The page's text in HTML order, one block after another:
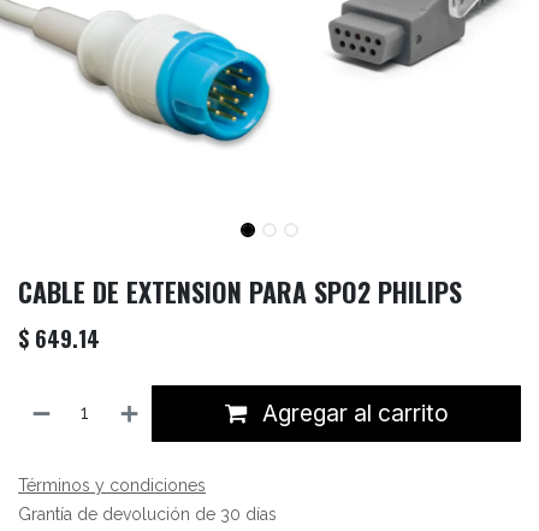
CABLE DE EXTENSION PARA SPO2 PHILIPS
$ 649.14
Agregar al carrito
Términos y condiciones
Grantía de devolución de 30 días